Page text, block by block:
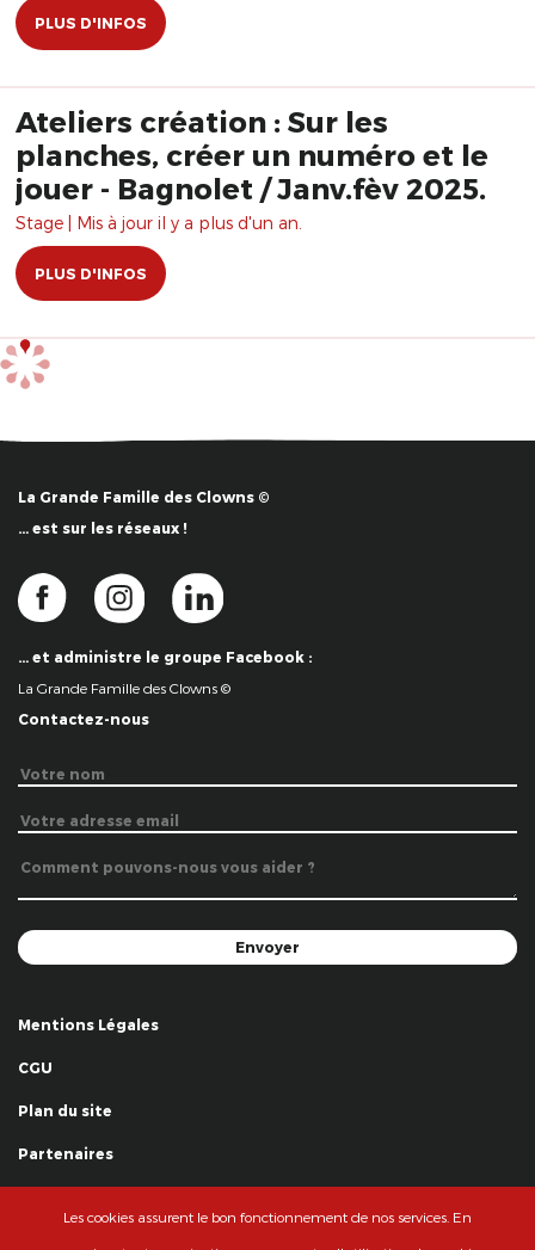
PLUS D'INFOS
Ateliers création : Sur les
planches, créer un numéro et le
jouer - Bagnolet / Janv.fèv 2025.
Stage | Mis à jour il y a plus d'un an.
PLUS D'INFOS
La Grande Famille des Clowns ©
… est sur les réseaux !
… et administre le groupe Facebook :
La Grande Famille des Clowns ©
Contactez-nous
Mentions Légales
CGU
Plan du site
Partenaires
Les cookies assurent le bon fonctionnement de nos services. En